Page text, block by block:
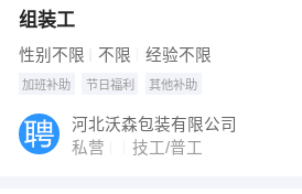
组装工
性别不限 不限 经验不限
加班补助 节日福利 其他补助
河北沃森包装有限公司
私营
技工/普工